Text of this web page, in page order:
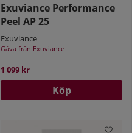
Exuviance Performance
Peel AP 25
Exuviance
Gåva från Exuviance
1 099 kr
Köp